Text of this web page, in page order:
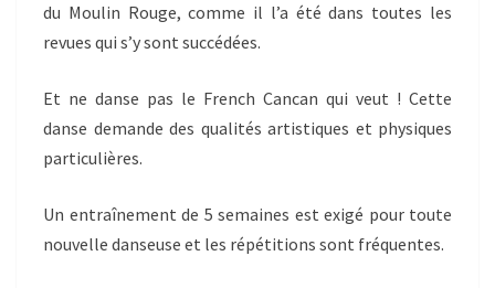
du Moulin Rouge, comme il l’a été dans toutes les
revues qui s’y sont succédées.
Et ne danse pas le French Cancan qui veut ! Cette
danse demande des qualités artistiques et physiques
particu­lières.
Un entraînement de 5 semaines est exigé pour toute
nouvelle danseuse et les répétitions sont fréquentes.